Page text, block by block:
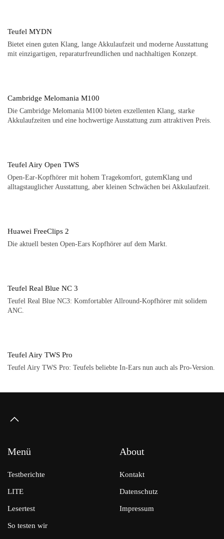
Teufel MYDN
Bietet einen guten Klang, lange Akkulaufzeit und moderne Ausstattung
mit einzigartigen, reparaturfreundlichen und nachhaltigen Konzept.
Cambridge Melomania M100
Die Cambridge Melomania M100 bieten exzellenten Klang, starke
Akkulaufzeiten und eine hochwertige Ausstattung zum attraktiven Preis.
Teufel Airy Open TWS
Open-Ear-Kopfhörer mit hohem Tragekomfort, gutemKlang und
alltagstauglicher Ausstattung, aber kleinen Schwächen bei Akkulaufzeit.
Huawei FreeClips 2
Die aktuell besten Open-Ears Kopfhörer auf dem Markt.
Teufel Real Blue NC 3
Teufel Real Blue NC3: Komfortabler Allround-Kopfhörer mit solidem
ANC.
Teufel Airy TWS Pro
Teufel Airy TWS Pro: Teufels beliebte In-Ears nun auch als Pro-Version.
Menü
Testberichte
LITE
Lesertest
So testen wir
About
Kontakt
Datenschutz
Impressum